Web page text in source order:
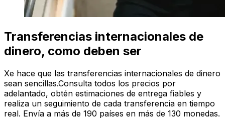
Transferencias internacionales de
dinero, como deben ser
Xe hace que las transferencias internacionales de dinero
sean sencillas.Consulta todos los precios por
adelantado, obtén estimaciones de entrega fiables y
realiza un seguimiento de cada transferencia en tiempo
real. Envía a más de 190 países en más de 130 monedas.